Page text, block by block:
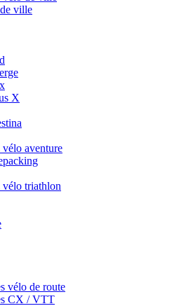
ville
X
vélo aventure
vélo triathlon
vélo de route
CX / VTT